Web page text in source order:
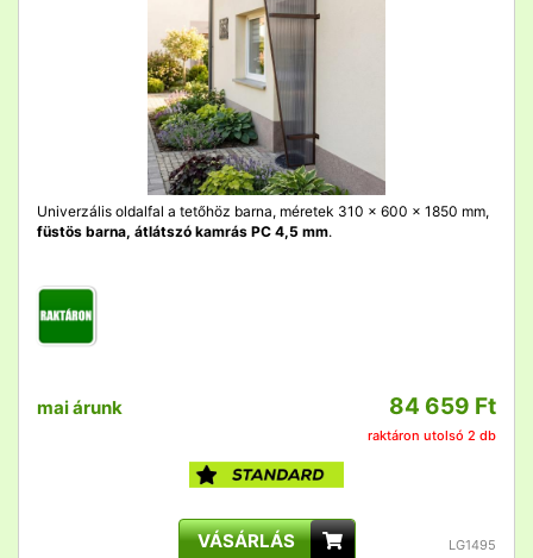
Univerzális oldalfal a tetőhöz barna, méretek 310 x 600 x 1850 mm,
füstös barna, átlátszó kamrás PC 4,5 mm.
mai árunk 84 659 Ft
raktáron utolsó 2 db
VÁSÁRLÁS LG1495